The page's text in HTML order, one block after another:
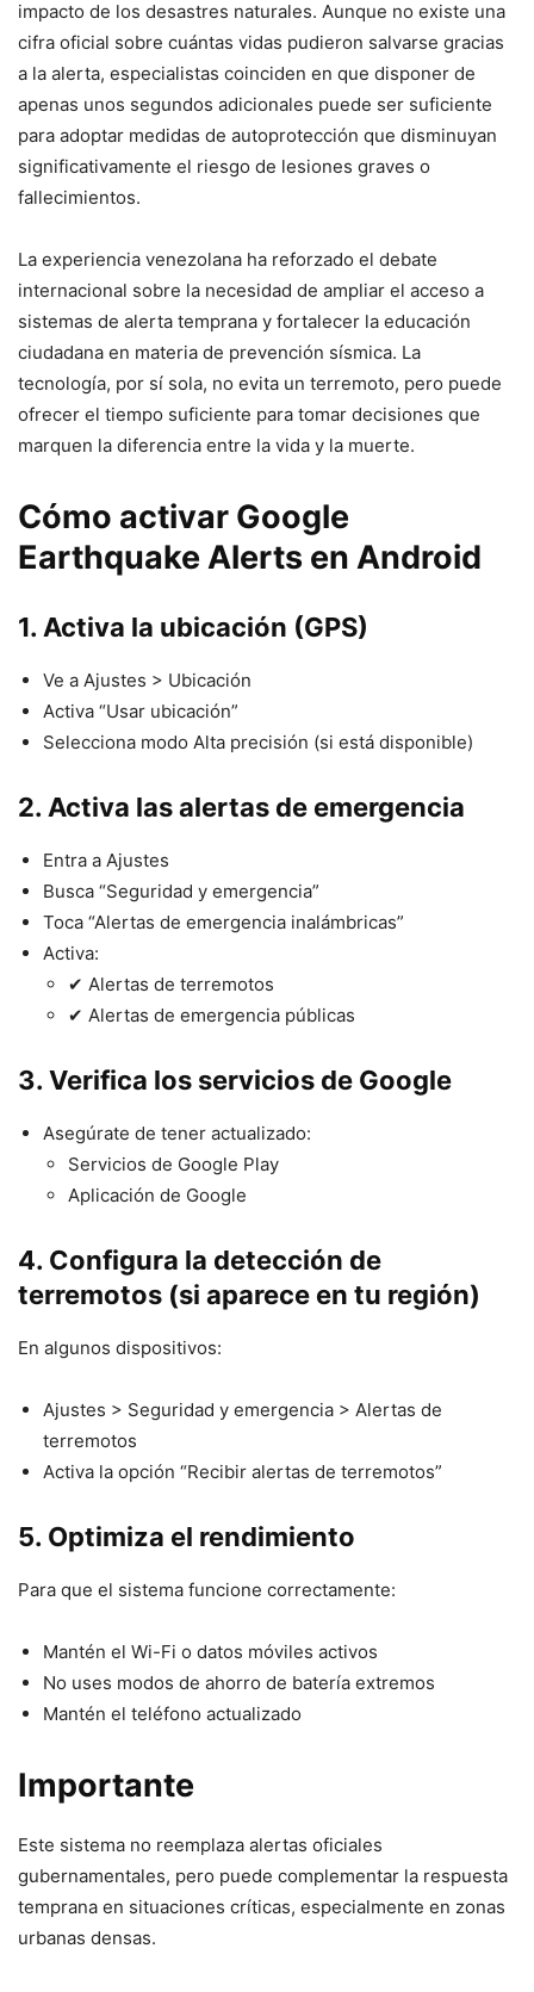
impacto de los desastres naturales. Aunque no existe una
cifra oficial sobre cuántas vidas pudieron salvarse gracias
a la alerta, especialistas coinciden en que disponer de
apenas unos segundos adicionales puede ser suficiente
para adoptar medidas de autoprotección que disminuyan
significativamente el riesgo de lesiones graves o
fallecimientos.
La experiencia venezolana ha reforzado el debate
internacional sobre la necesidad de ampliar el acceso a
sistemas de alerta temprana y fortalecer la educación
ciudadana en materia de prevención sísmica. La
tecnología, por sí sola, no evita un terremoto, pero puede
ofrecer el tiempo suficiente para tomar decisiones que
marquen la diferencia entre la vida y la muerte.
Cómo activar Google
Earthquake Alerts en Android
1. Activa la ubicación (GPS)
Ve a Ajustes > Ubicación
Activa “Usar ubicación”
Selecciona modo Alta precisión (si está disponible)
2. Activa las alertas de emergencia
Entra a Ajustes
Busca “Seguridad y emergencia”
Toca “Alertas de emergencia inalámbricas”
Activa:
✔ Alertas de terremotos
✔ Alertas de emergencia públicas
3. Verifica los servicios de Google
Asegúrate de tener actualizado:
Servicios de Google Play
Aplicación de Google
4. Configura la detección de
terremotos (si aparece en tu región)
En algunos dispositivos:
Ajustes > Seguridad y emergencia > Alertas de
terremotos
Activa la opción “Recibir alertas de terremotos”
5. Optimiza el rendimiento
Para que el sistema funcione correctamente:
Mantén el Wi-Fi o datos móviles activos
No uses modos de ahorro de batería extremos
Mantén el teléfono actualizado
Importante
Este sistema no reemplaza alertas oficiales
gubernamentales, pero puede complementar la respuesta
temprana en situaciones críticas, especialmente en zonas
urbanas densas.